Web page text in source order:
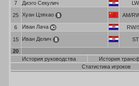
7
Диэго Секулич LW
25 Хуан Цзяхао AM/
6 Иван Лача RW/
15 Иван Делич
ST
20
История руководства
История
Статистика игроков